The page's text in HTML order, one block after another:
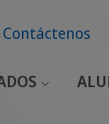
Contáctenos